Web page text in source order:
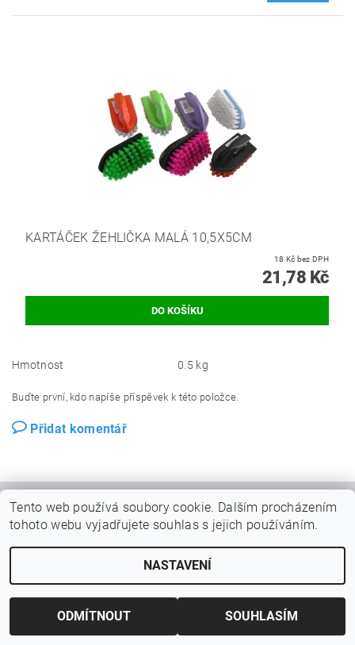
KARTÁČEK ŽEHLIČKA MALÁ 10,5X5CM
18 Kč bez DPH
21,78 Kč
Hmotnost 0.5 kg
Buďte první, kdo napíše příspěvek k této položce.
Přidat komentář
Tento web používá soubory cookie. Dalším procházením
tohoto webu vyjadřujete souhlas s jejich používáním.
NASTAVENÍ
ODMÍTNOUT SOUHLASÍM